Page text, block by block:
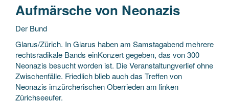
Aufmärsche von Neonazis
Der Bund
Glarus/Zürich. In Glarus haben am Samstagabend mehrere
rechtsradikale Bands einKonzert gegeben, das von 300
Neonazis besucht worden ist. Die Veranstaltungverlief ohne
Zwischenfälle. Friedlich blieb auch das Treffen von
Neonazis imzürcherischen Oberrieden am linken
Zürichseeufer.